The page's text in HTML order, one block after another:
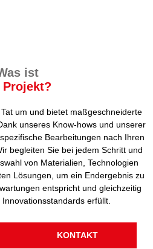
ist
Projekt?
um und bietet maßgeschneiderte
unseres Know-hows und unserer
Bearbeitungen nach Ihren
begleiten Sie bei jedem Schritt und
von Materialien, Technologien
Lösungen, um ein Endergebnis zu
entspricht und gleichzeitig
erfüllt.
KONTAKT